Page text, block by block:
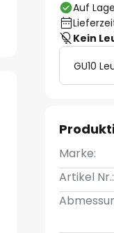
Auf
Kein
GU10
Marke:
Artikel Nr.: